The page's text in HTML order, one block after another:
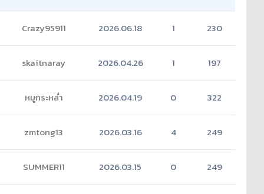
Crazy95911 2026.06.18 1 230
skaitnaray 2026.04.26 1 197
หมูกระหล่ำ 2026.04.19 0 322
zmtong13 2026.03.16 4 249
SUMMER11 2026.03.15 0 249